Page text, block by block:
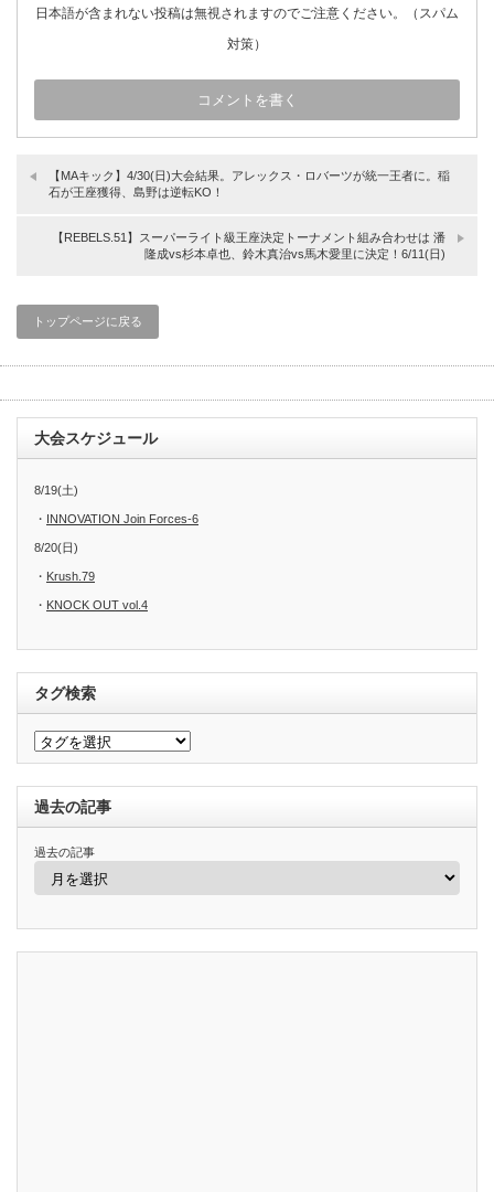
日本語が含まれない投稿は無視されますのでご注意ください。（スパム
対策）
【MAキック】4/30(日)大会結果。アレックス・ロバーツが統一王者に。稲
石が王座獲得、島野は逆転KO！
【REBELS.51】スーパーライト級王座決定トーナメント組み合わせは 潘
隆成vs杉本卓也、鈴木真治vs馬木愛里に決定！6/11(日)
トップページに戻る
大会スケジュール
8/19(土)
・ INNOVATION Join Forces-6
8/20(日)
・ Krush.79
・ KNOCK OUT vol.4
タグ検索
過去の記事
過去の記事